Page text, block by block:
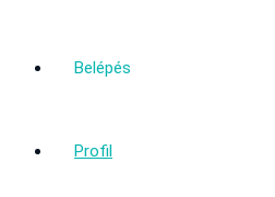
Belépés
Profil